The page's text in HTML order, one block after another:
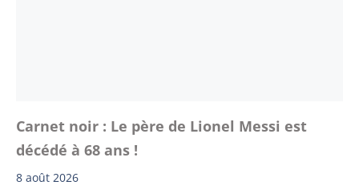
Carnet noir : Le père de Lionel Messi est
décédé à 68 ans !
8 août 2026